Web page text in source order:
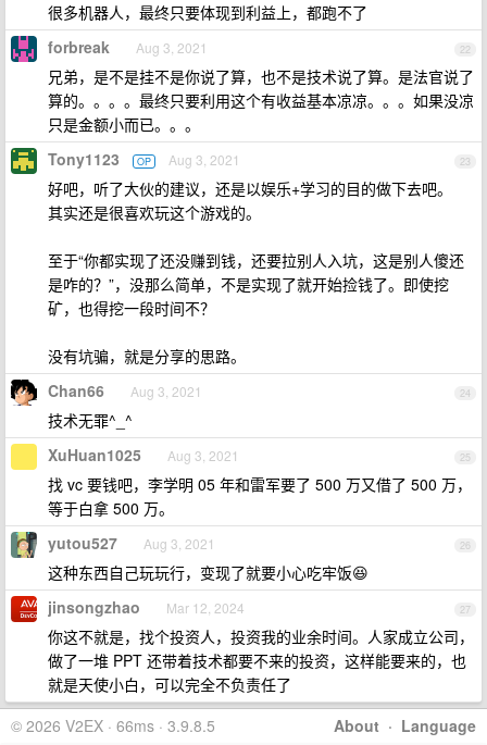
很多机器人，最终只要体现到利益上，都跑不了
22
forbreak Aug 3, 2021
兄弟，是不是挂不是你说了算，也不是技术说了算。是法官说了
算的。。。。最终只要利用这个有收益基本凉凉。。。如果没凉
只是金额小而已。。。
23
Tony1123 OP Aug 3, 2021
好吧，听了大伙的建议，还是以娱乐+学习的目的做下去吧。
其实还是很喜欢玩这个游戏的。
至于“你都实现了还没赚到钱，还要拉别人入坑，这是别人傻还
是咋的？”，没那么简单，不是实现了就开始捡钱了。即使挖
矿，也得挖一段时间不？
没有坑骗，就是分享的思路。
24
Chan66 Aug 3, 2021
技术无罪^_^
25
XuHuan1025 Aug 3, 2021
找 vc 要钱吧，李学明 05 年和雷军要了 500 万又借了 500 万，
等于白拿 500 万。
26
yutou527 Aug 3, 2021
这种东西自己玩玩行，变现了就要小心吃牢饭😆
27
jinsongzhao Mar 12, 2024
你这不就是，找个投资人，投资我的业余时间。人家成立公司，
做了一堆 PPT 还带着技术都要不来的投资，这样能要来的，也
就是天使小白，可以完全不负责任了
About · Language
© 2026 V2EX · 66ms · 3.9.8.5